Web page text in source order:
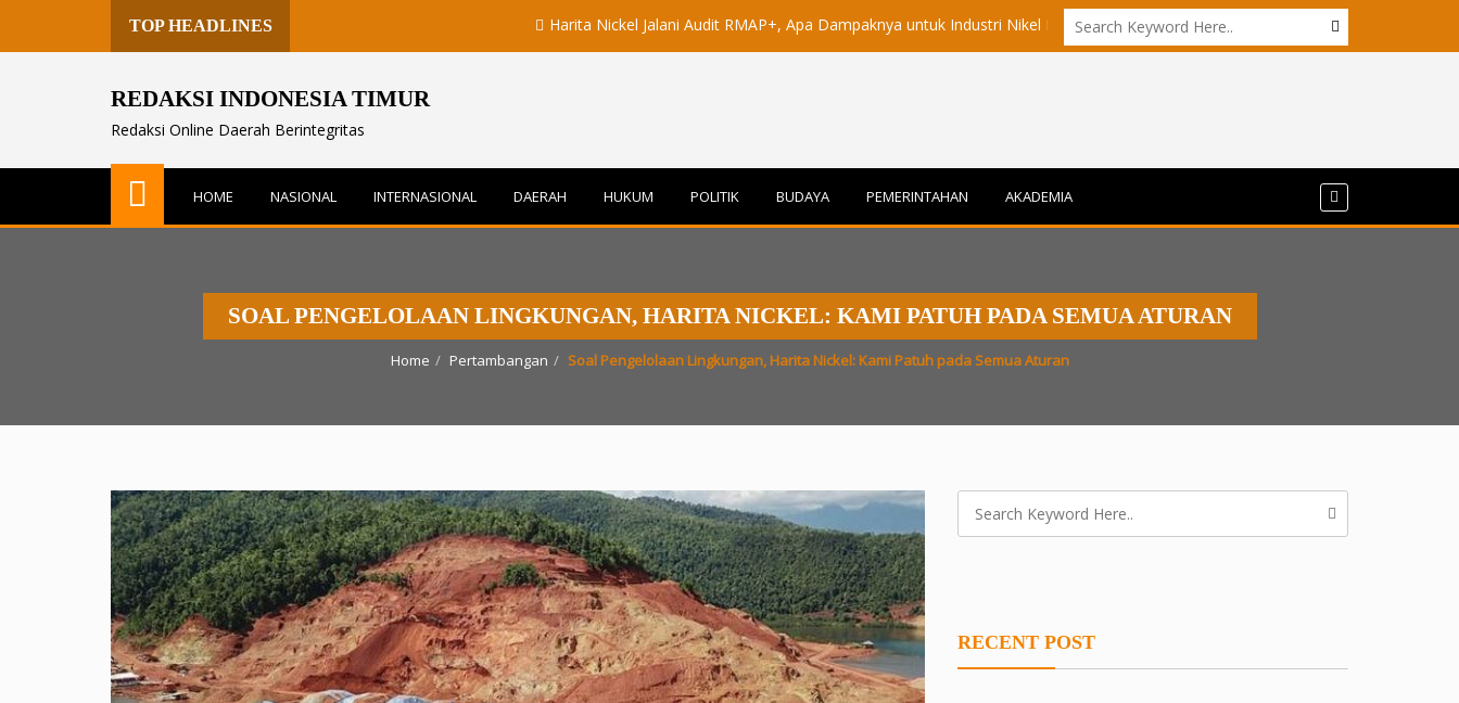
TOP HEADLINES Harita Nickel Jalani Audit RMAP+, Apa Dampaknya untuk Industri Nikel Maluku Utara? Akademisi UI dan ITB Menyoroti Tata Kelola
REDAKSI INDONESIA TIMUR
Redaksi Online Daerah Berintegritas
HOME NASIONAL INTERNASIONAL DAERAH HUKUM POLITIK BUDAYA PEMERINTAHAN AKADEMIA
SOAL PENGELOLAAN LINGKUNGAN, HARITA NICKEL: KAMI PATUH PADA SEMUA ATURAN
Home Pertambangan Soal Pengelolaan Lingkungan, Harita Nickel: Kami Patuh pada Semua Aturan
RECENT POST